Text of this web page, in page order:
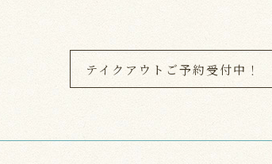
テイクアウトご予約受付中！